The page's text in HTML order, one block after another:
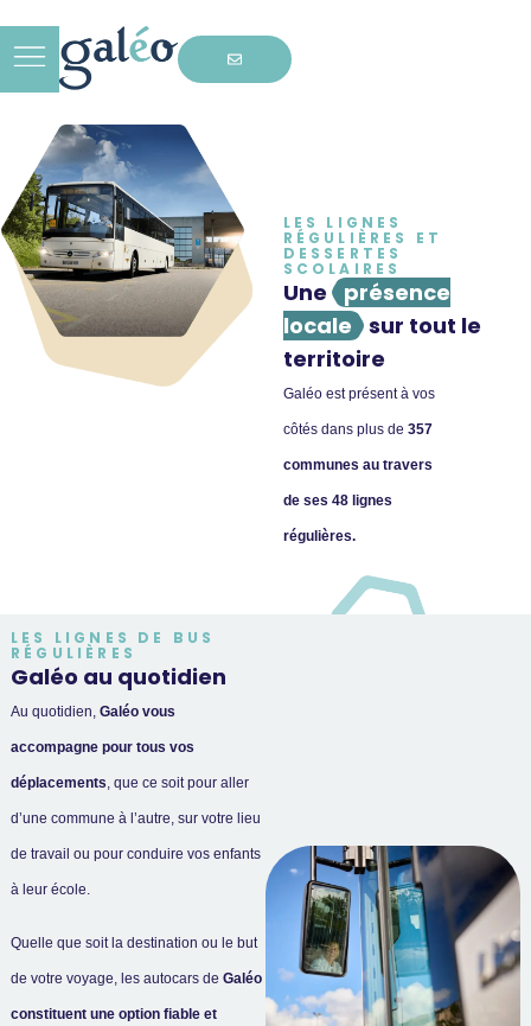
LES LIGNES
RÉGULIÈRES ET
DESSERTES
SCOLAIRES
Une
présence
locale sur tout le
territoire
Galéo est présent à vos
côtés dans plus de 357
communes au travers
de ses 48 lignes
régulières.
LES LIGNES DE BUS
RÉGULIÈRES
Galéo au quotidien
Au quotidien, Galéo vous
accompagne pour tous vos
déplacements, que ce soit pour aller
d’une commune à l’autre, sur votre lieu
de travail ou pour conduire vos enfants
à leur école.
Quelle que soit la destination ou le but
de votre voyage, les autocars de Galéo
constituent une option fiable et